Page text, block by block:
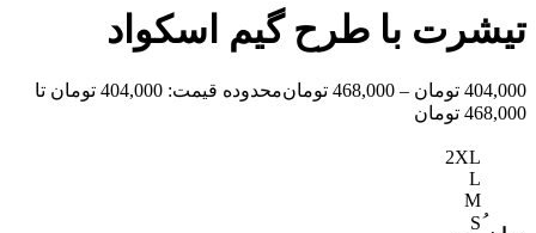
تیشرت با طرح گیم اسکواد
404,000 تومان –
468,000 تومان
محدوده قیمت: 404,000 تومان تا
468,000 تومان
2XL
L
M